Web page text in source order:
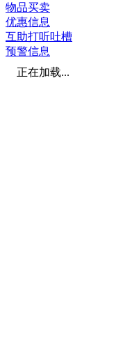
物品买卖
优惠信息
互助打听吐槽
预警信息
正在加载...